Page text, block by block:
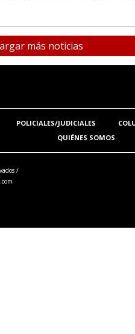
más noticias
POLICIALES/JUDICIALES
QUIÉNES SOMOS
/